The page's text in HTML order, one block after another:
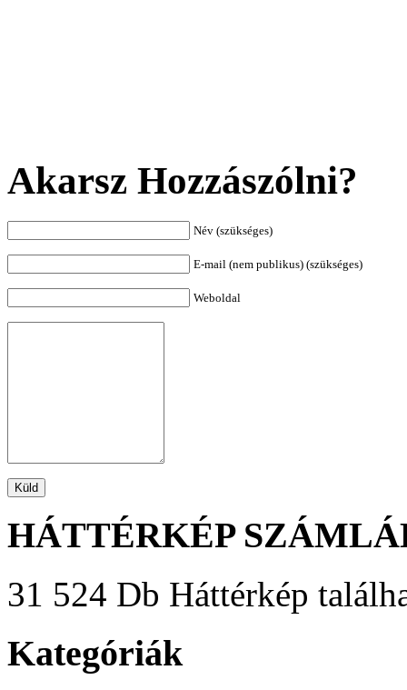
Akarsz Hozzászólni?
Név (szükséges)
E-mail (nem publikus) (szükséges)
Weboldal
HÁTTÉRKÉP
31 524 Db Háttérkép
Kategóriák